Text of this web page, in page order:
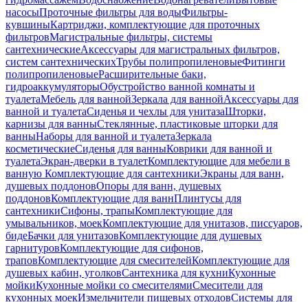
насосыПроточные фильтры для водыФильтры-
кувшиныКартриджи, комплектующие для проточных
фильтровМагистральные фильтры, системы
сантехническиеАксессуары для магистральных фильтров,
систем сантехническихТрубы полипропиленовыеФитинги
полипропиленовыеРасширительные баки,
гидроаккумуляторыОбустройство ванной комнаты и
туалетаМебель для ваннойЗеркала для ваннойАксессуары для
ванной и туалетаСиденья и чехлы для унитазаШторки,
карнизы для ванныСтеклянные, пластиковые шторки для
ванныНаборы для ванной и туалетаЗеркала
косметическиеСиденья для ванныКоврики для ванной и
туалетаЭкран-дверки в туалетКомплектующие для мебели в
ванную Комплектующие для сантехникиЭкраны для ванн,
душевых поддоновОпоры для ванн, душевых
поддоновКомплектующие для ваннПлинтусы для
сантехникиСифоны, трапыКомплектующие для
умывальников, моекКомплектующие для унитазов, писсуаров,
бидеБачки для унитазовКомплектующие для душевых
гарнитуровКомплектующие для сифонов,
траповКомплектующие для смесителейКомплектующие для
душевых кабин, уголковСантехника для кухниКухонные
мойкиКухонные мойки со смесителямиСмесители для
кухонных моекИзмельчители пищевых отходовСистемы для